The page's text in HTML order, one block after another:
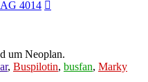
4014
um Neoplan.
, Buspilotin, busfan, Marky